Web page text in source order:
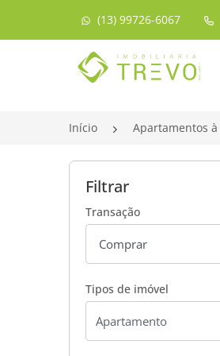
(13) 99726-6067
Página inicial
Início Apartamentos à
Filtrar
Transação
Tipos de imóvel